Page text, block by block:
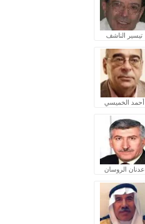
تيسير الناشف
أحمد الخميسي
عدنان الروسان